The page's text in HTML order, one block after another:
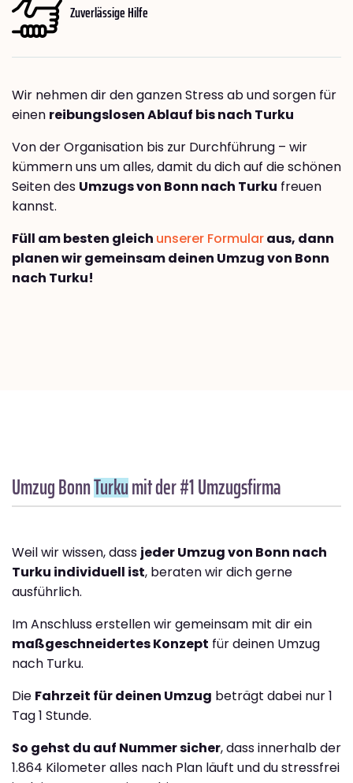
Zuverlässige Hilfe
Wir nehmen dir den ganzen Stress ab und sorgen für
einen reibungslosen Ablauf bis nach Turku
Von der Organisation bis zur Durchführung – wir
kümmern uns um alles, damit du dich auf die schönen
Seiten des Umzugs von Bonn nach Turku freuen
kannst.
Füll am besten gleich unserer Formularaus, dann
planen wir gemeinsam deinen Umzug von Bonn
nach Turku!
Umzug BonnTurkumit der #1 Umzugsfirma
Weil wir wissen, dass jeder Umzug von Bonn nach
Turku individuell ist, beraten wir dich gerne
ausführlich.
Im Anschluss erstellen wir gemeinsam mit dir ein
maßgeschneidertes Konzept für deinen Umzug
nach Turku.
Die Fahrzeit für deinen Umzug beträgt dabei nur 1
Tag 1 Stunde.
So gehst du auf Nummer sicher, dass innerhalb der
1.864 Kilometer alles nach Plan läuft und du stressfrei